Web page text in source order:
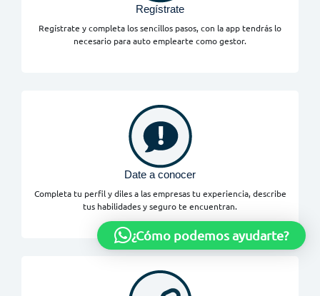
Regístrate
Regístrate y completa los sencillos pasos, con la app tendrás lo
necesario para auto emplearte como gestor.
Date a conocer
Completa tu perfil y diles a las empresas tu experiencia, describe
tus habilidades y seguro te encuentran.
¿Cómo podemos ayudarte?